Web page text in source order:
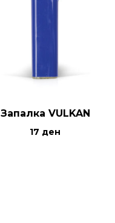
Запалка VULKAN
17 ден